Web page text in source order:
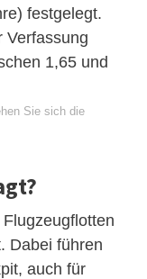
festgelegt.
Verfassung
1,65 und
Sie sich die
Dabei führen
auch für